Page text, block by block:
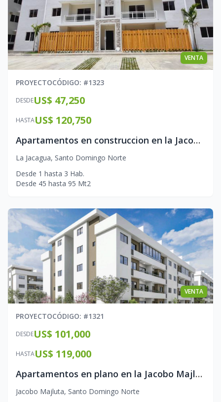
VENTA
PROYECTOCÓDIGO: #1323
DESDEUS$ 47,250
HASTAUS$ 120,750
Apartamentos en construccion en la Jacobo Majluta
La Jacagua, Santo Domingo Norte
Desde 1 hasta 3 Hab.
Desde 45 hasta 95 Mt2
VENTA
PROYECTOCÓDIGO: #1321
DESDEUS$ 101,000
HASTAUS$ 119,000
Apartamentos en plano en la Jacobo Majluta
Jacobo Majluta, Santo Domingo Norte